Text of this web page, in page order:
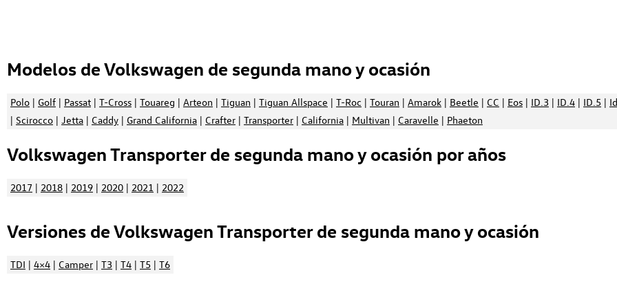
Modelos de Volkswagen de segunda mano y ocasión
Polo | Golf | Passat | T-Cross | Touareg | Arteon | Tiguan | Tiguan Allspace | T-Roc | Touran | Amarok | Beetle | CC | Eos | ID.3 | ID.4 | ID.5 |
| Scirocco | Jetta | Caddy | Grand California | Crafter | Transporter | California | Multivan | Caravelle | Phaeton
Volkswagen Transporter de segunda mano y ocasión por años
2017 | 2018 | 2019 | 2020 | 2021 | 2022
Versiones de Volkswagen Transporter de segunda mano y ocasión
TDI | 4×4 | Camper | T3 | T4 | T5 | T6